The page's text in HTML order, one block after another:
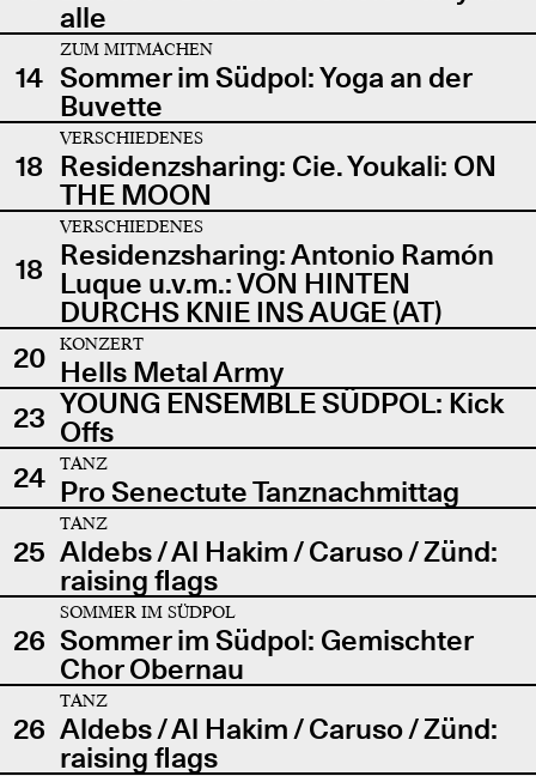
alle
14
ZUM MITMACHEN
Sommer im Südpol: Yoga an der
Buvette
18
VERSCHIEDENES
Residenzsharing: Cie. Youkali: ON
THE MOON
18
VERSCHIEDENES
Residenzsharing: Antonio Ramón
Luque u.v.m.: VON HINTEN
DURCHS KNIE INS AUGE (AT)
20
KONZERT
Hells Metal Army
23 YOUNG ENSEMBLE SÜDPOL: Kick
Offs
24
TANZ
Pro Senectute Tanznachmittag
25
TANZ
Aldebs / Al Hakim / Caruso / Zünd:
raising flags
26
SOMMER IM SÜDPOL
Sommer im Südpol: Gemischter
Chor Obernau
26
TANZ
Aldebs / Al Hakim / Caruso / Zünd:
raising flags